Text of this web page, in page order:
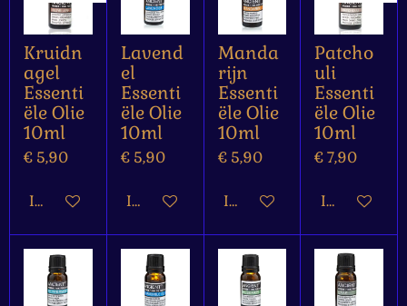
Kruidn
agel
Essenti
ële Olie
10ml
€ 5,90
In winkelwagen
Lavend
el
Essenti
ële Olie
10ml
€ 5,90
In winkelwagen
Manda
rijn
Essenti
ële Olie
10ml
€ 5,90
In winkelwagen
Patcho
uli
Essenti
ële Olie
10ml
€ 7,90
In